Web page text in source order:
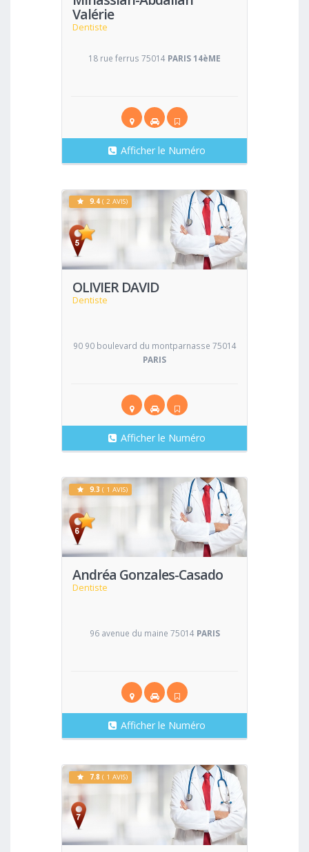
Valérie
Dentiste
18 rue ferrus 75014 PARIS 14èME
Afficher le Numéro
OLIVIER DAVID
Dentiste
Voir
9.4 ( 2 AVIS)
90 90 boulevard du montparnasse 75014
PARIS
Afficher le Numéro
Andréa Gonzales-Casado
Dentiste
Voir
9.3 ( 1 AVIS)
96 avenue du maine 75014 PARIS
Afficher le Numéro
Voir
7.8 ( 1 AVIS)